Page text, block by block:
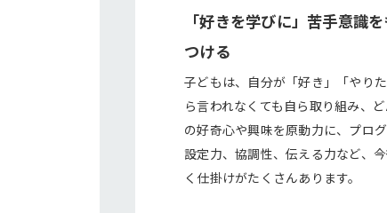
「好きを学びに」苦手意識
つける
子どもは、自分が「好き」「やり
ら言われなくても自ら取り組み、
の好奇心や興味を原動力に、プロ
設定力、協調性、伝える力など、
く仕掛けがたくさんあります。